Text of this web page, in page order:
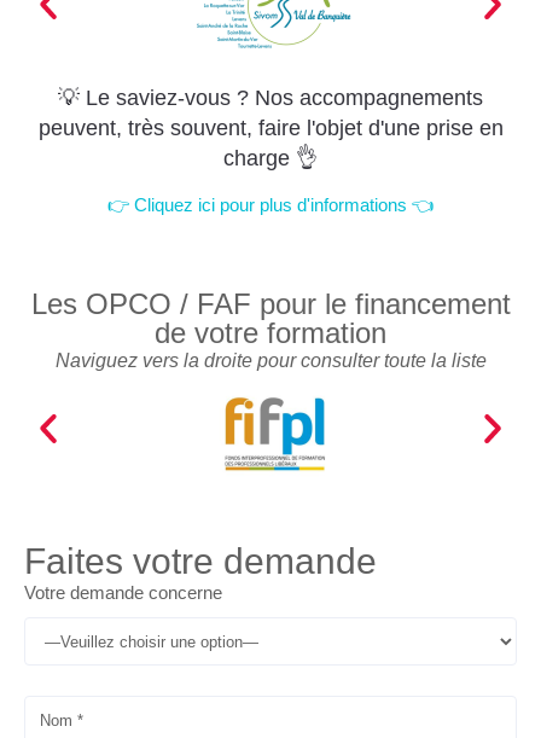
💡 Le saviez-vous ? Nos accompagnements
peuvent, très souvent, faire l'objet d'une prise en
charge 👌
👉 Cliquez ici pour plus d'informations 👈
Les OPCO / FAF pour le financement
de votre formation
Naviguez vers la droite pour consulter toute la liste
Faites votre demande
Votre demande concerne